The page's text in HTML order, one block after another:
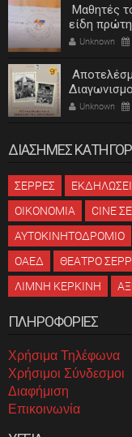
Μαθητές
είδη
Unknown
Unknown
ΔΙΑΣΗΜΕΣ
ΣΕΡΡΕΣ
ΟΙΚΟΝΟΜΙΑ
CINE
ΑΥΤΟΚΙΝΗΤΟΔΡΟΜΙΟ
ΟΑΕΔ
ΘΕΑΤΡΟ
ΛΙΜΝΗ ΚΕΡΚΙΝΗ
ΠΛΗΡΟΦΟΡΙΕΣ
Χρήσιμα Τηλέφωνα
Χρήσιμοι Σύνδεσμοι
Διαφήμιση
Επικοινωνία